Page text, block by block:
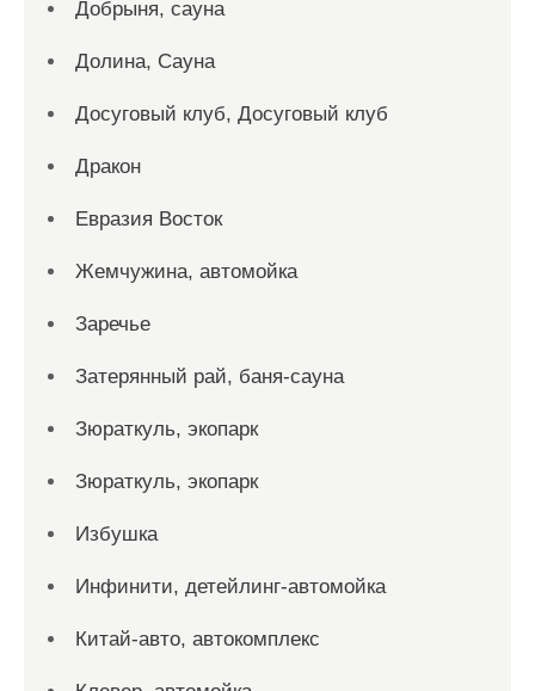
Добрыня, сауна
Долина, Сауна
Досуговый клуб, Досуговый клуб
Дракон
Евразия Восток
Жемчужина, автомойка
Заречье
Затерянный рай, баня-сауна
Зюраткуль, экопарк
Зюраткуль, экопарк
Избушка
Инфинити, детейлинг-автомойка
Китай-авто, автокомплекс